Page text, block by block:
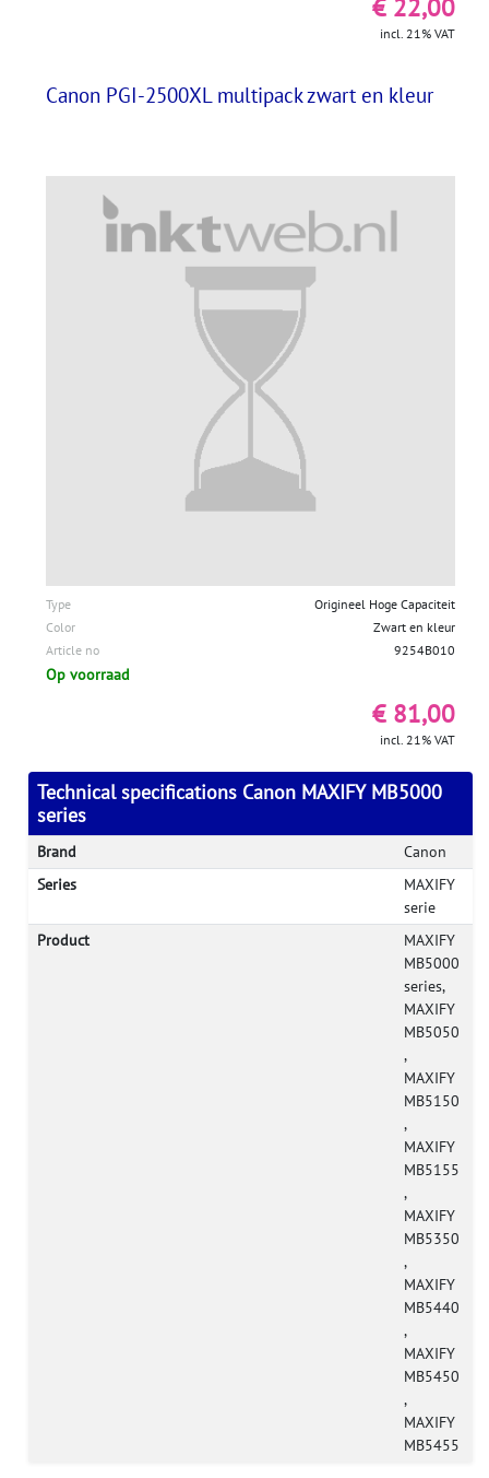
€ 22,00
incl. 21% VAT
Canon PGI-2500XL multipack zwart en kleur
Type
Origineel Hoge Capaciteit
Color
Zwart en kleur
Article no
9254B010
Op voorraad
€ 81,00
incl. 21% VAT
Technical specifications Canon MAXIFY MB5000
series
Brand
Canon
Series
MAXIFY
serie
Product
MAXIFY
MB5000
series,
MAXIFY
MB5050
,
MAXIFY
MB5150
,
MAXIFY
MB5155
,
MAXIFY
MB5350
,
MAXIFY
MB5440
,
MAXIFY
MB5450
,
MAXIFY
MB5455